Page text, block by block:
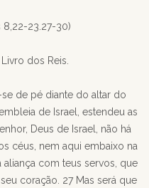
8,22-23.27-30)
dos Reis.
de pé diante do altar do
de Israel, estendeu as
Deus de Israel, não há
céus, nem aqui embaixo na
com teus servos, que
coração. 27 Mas será que